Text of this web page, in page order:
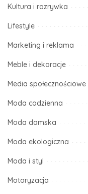
Kultura i rozrywka
Lifestyle
Marketing i reklama
Meble i dekoracje
Media społecznościowe
Moda codzienna
Moda damska
Moda ekologiczna
Moda i styl
Motoryzacja